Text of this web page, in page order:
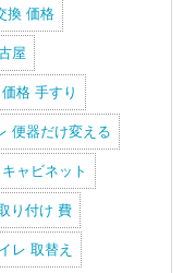
換 価格
屋
価格 手すり
便器だけ変える
ャビネット
り付け 費
レ 取替え